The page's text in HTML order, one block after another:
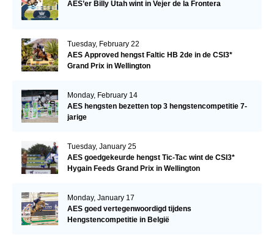
AES’er Billy Utah wint in Vejer de la Frontera
Tuesday, February 22
AES Approved hengst Faltic HB 2de in de CSI3*
Grand Prix in Wellington
Monday, February 14
AES hengsten bezetten top 3 hengstencompetitie 7-
jarige
Tuesday, January 25
AES goedgekeurde hengst Tic-Tac wint de CSI3*
Hygain Feeds Grand Prix in Wellington
Monday, January 17
AES goed vertegenwoordigd tijdens
Hengstencompetitie in België